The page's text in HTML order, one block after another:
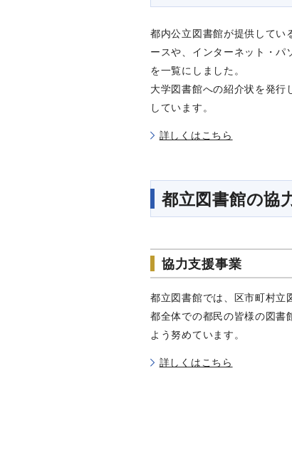
都内公立図書館が提供してい
ースや、インターネット・パ
を一覧にしました。
大学図書館への紹介状を発行
しています。
詳しくはこちら
都立図書館の協
協力支援事業
都立図書館では、区市町村立
都全体での都民の皆様の図書
よう努めています。
詳しくはこちら